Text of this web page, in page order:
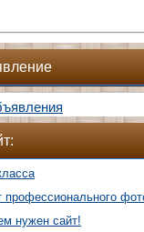
нужен сайт!